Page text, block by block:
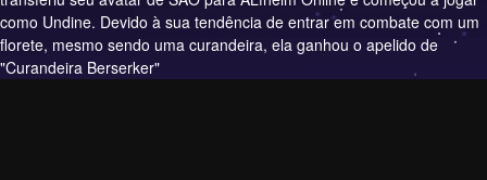
como Undine. Devido à sua tendência de entrar em combate com um
florete, mesmo sendo uma curandeira, ela ganhou o apelido de
"Curandeira Berserker"